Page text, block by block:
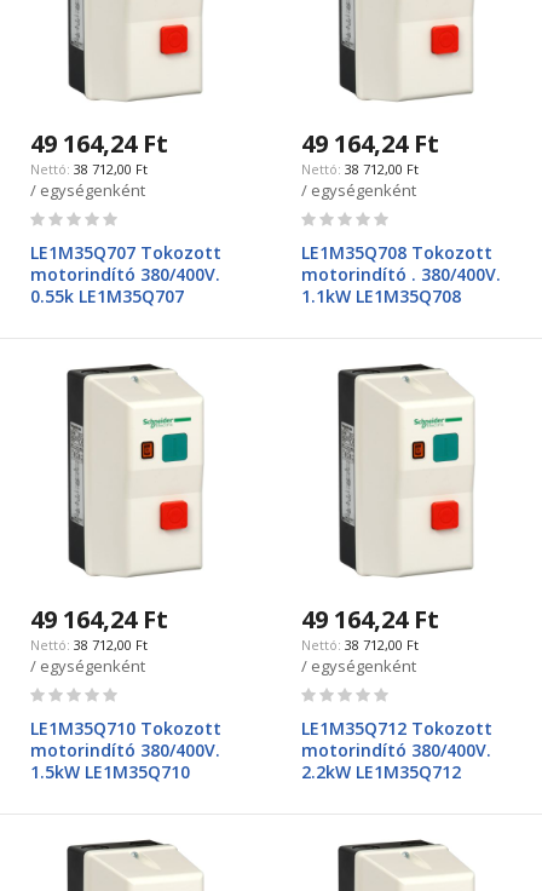
49 164,24 Ft
38 712,00 Ft
/ egységenként
Rating:
LE1M35Q707 Tokozott
motorindító 380/400V.
0.55k LE1M35Q707
49 164,24 Ft
38 712,00 Ft
/ egységenként
Rating:
LE1M35Q708 Tokozott
motorindító . 380/400V.
1.1kW LE1M35Q708
49 164,24 Ft
38 712,00 Ft
/ egységenként
Rating:
LE1M35Q710 Tokozott
motorindító 380/400V.
1.5kW LE1M35Q710
49 164,24 Ft
38 712,00 Ft
/ egységenként
Rating:
LE1M35Q712 Tokozott
motorindító 380/400V.
2.2kW LE1M35Q712